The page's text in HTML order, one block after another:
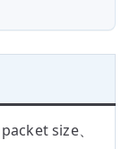
size、